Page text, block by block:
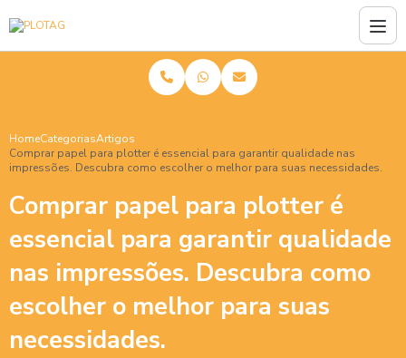
HomeCategoriasArtigos
Comprar papel para plotter é essencial para garantir qualidade nas
impressões. Descubra como escolher o melhor para suas necessidades.
Comprar papel para plotter é
essencial para garantir qualidade
nas impressões. Descubra como
escolher o melhor para suas
necessidades.